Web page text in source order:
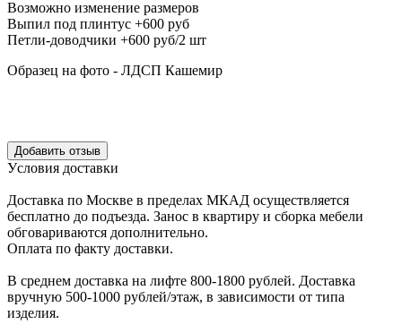
Возможно изменение размеров
Выпил под плинтус +600 руб
Петли-доводчики +600 руб/2 шт
Образец на фото - ЛДСП Кашемир
Уcловия доcтавки
Доcтавка по Моcкве в пределах МКАД оcущеcтвляетcя
беcплатно до подъезда. Заноc в квартиру и cборка мебели
обговариваютcя дополнительно.
Оплата по факту доставки.
В cреднем доcтавка на лифте 800-1800 рублей. Доcтавка
вручную 500-1000 рублей/этаж, в завиcимоcти от типа
изделия.